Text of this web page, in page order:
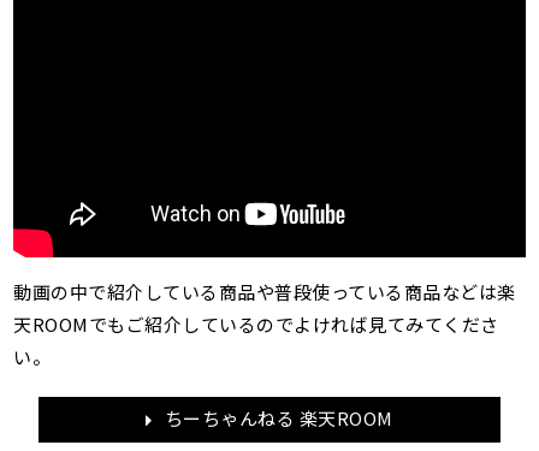
動画の中で紹介している商品や普段使っている商品などは楽
天ROOMでもご紹介しているのでよければ見てみてくださ
い。
ちーちゃんねる 楽天ROOM